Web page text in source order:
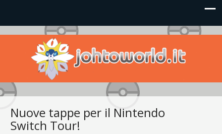
Johto World
Le novità più frizzanti dall'universo Pokémon e Nintendo
Nuove tappe per il Nintendo
Switch Tour!